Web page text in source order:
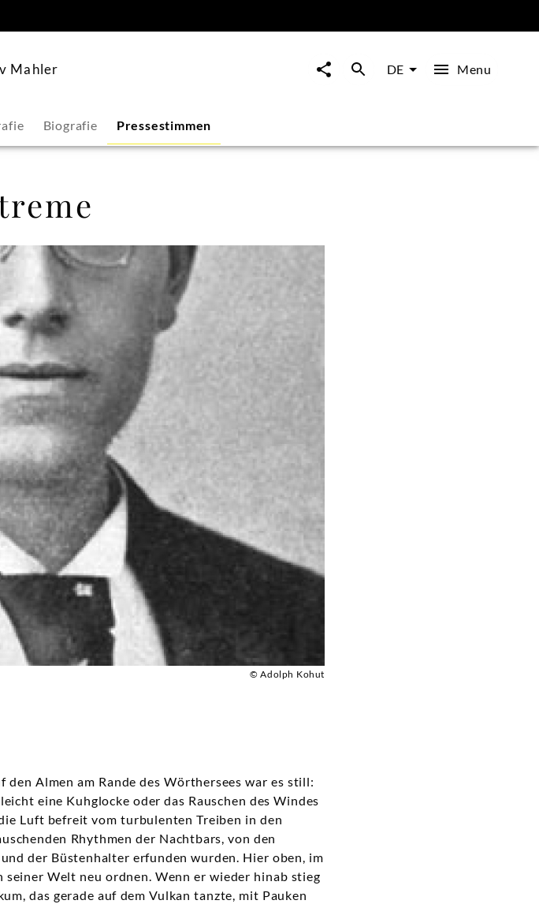
Mahler DE Menu
Biografie Pressestimmen
© Adolph Kohut
den Almen am Rande des Wörthersees war es still:
eine Kuhglocke oder das Rauschen des Windes
Luft befreit vom turbulenten Treiben in den
Rhythmen der Nachtbars, von den
der Büstenhalter erfunden wurden. Hier oben, im
Welt neu ordnen. Wenn er wieder hinab stieg
das gerade auf dem Vulkan tanzte, mit Pauken